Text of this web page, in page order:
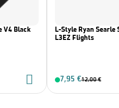
V4 Black
L-Style Ryan Searle
L3EZ Flights
7,95 €12,00 €